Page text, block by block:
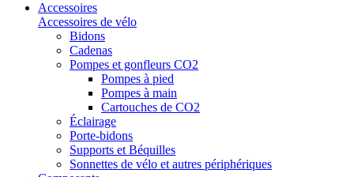
Accessoires
Accessoires de vélo
Bidons
Cadenas
Pompes et gonfleurs CO2
Pompes à pied
Pompes à main
Cartouches de CO2
Éclairage
Porte-bidons
Supports et Béquilles
Sonnettes de vélo et autres périphériques